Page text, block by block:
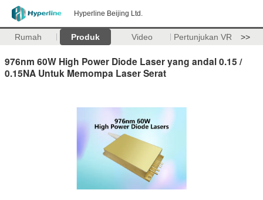
Hyperline Beijing Ltd.
Rumah Produk Video Pertunjukan VR >>
976nm 60W High Power Diode Laser yang andal 0.15 /
0.15NA Untuk Memompa Laser Serat